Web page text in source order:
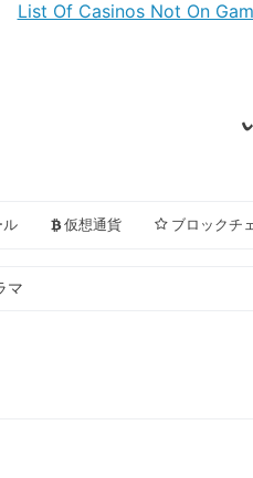
List Of Casinos Not On
仮想通貨 ブロックチ
マ